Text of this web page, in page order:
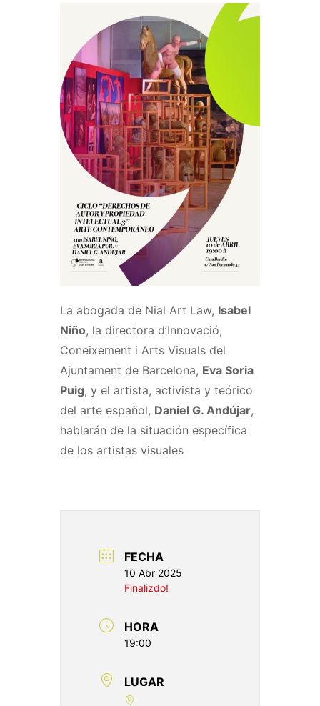
La abogada de Nial Art Law, Isabel
Niño, la directora d’Innovació,
Coneixement i Arts Visuals del
Ajuntament de Barcelona, Eva Soria
Puig, y el artista, activista y teórico
del arte español, Daniel G. Andújar,
hablarán de la situación específica
de los artistas visuales
FECHA
10 Abr 2025
Finalizdo!
HORA
19:00
LUGAR